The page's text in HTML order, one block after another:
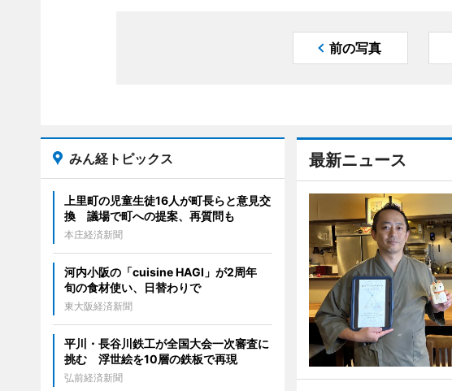
前の写真
最新ニュース
みん経トピックス
上里町の児童生徒16人が町長らと意見交
換 議場で町への提案、再質問も
本庄経済新聞
河内小阪の「cuisine HAGI」が2周年
旬の食材使い、日替わりで
東大阪経済新聞
平川・長谷川鉄工が全国大会一次審査に
挑む 浮世絵を10層の鉄板で再現
弘前経済新聞